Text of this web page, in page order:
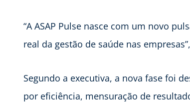
“A ASAP Pulse nasce com um novo
real da gestão de saúde nas
Segundo a executiva, a nova fase foi
por eficiência, mensuração de